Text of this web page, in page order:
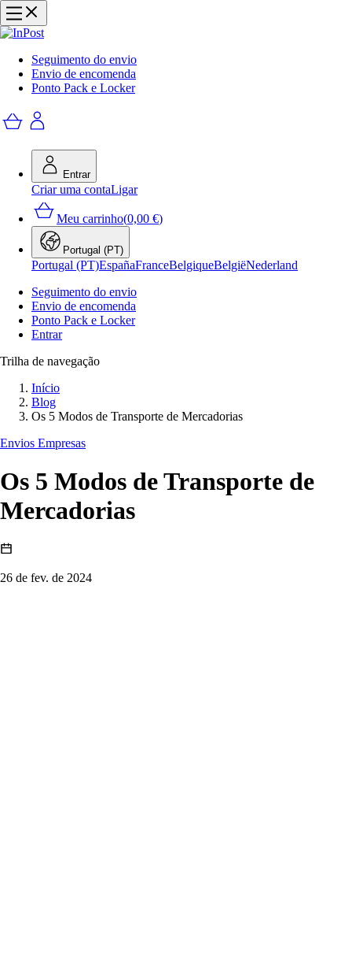
Seguimento do envio
Envio de encomenda
Ponto Pack e Locker
Entrar
Criar uma contaLigar
Meu carrinho(0,00 €)
Portugal (PT)
Portugal (PT)EspañaFranceBelgiqueBelgiëNederland
Seguimento do envio
Envio de encomenda
Ponto Pack e Locker
Entrar
Trilha de navegação
Início
Blog
Os 5 Modos de Transporte de Mercadorias
Envios Empresas
Os 5 Modos de Transporte de
Mercadorias
26 de fev. de 2024